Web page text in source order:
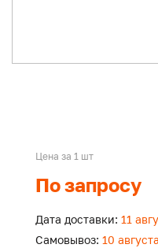
Цена за 1 шт
По запросу
Дата доставки: 11
Самовывоз: 10 августа